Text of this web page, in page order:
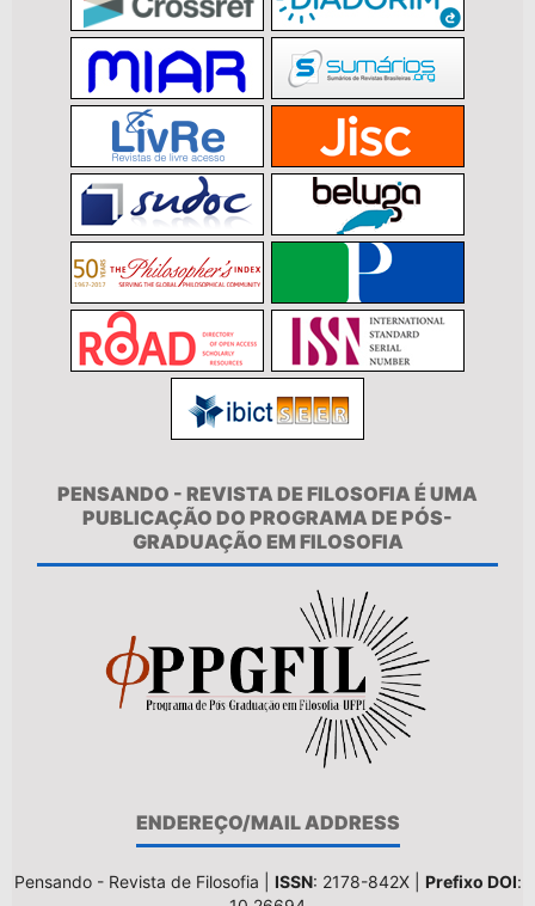
PENSANDO - REVISTA DE FILOSOFIA É UMA
PUBLICAÇÃO DO PROGRAMA DE PÓS-
GRADUAÇÃO EM FILOSOFIA
ENDEREÇO/MAIL ADDRESS
Pensando - Revista de Filosofia | ISSN: 2178-842X | Prefixo DOI: